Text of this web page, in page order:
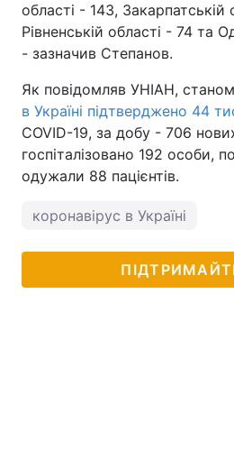
області - 143, Закарпатській
Рівненській області - 74 та
- зазначив Степанов.
Як повідомляв УНІАН,
в Україні підтверджено 44
COVID-19, за добу - 706
госпіталізовано 192 особи,
одужали 88 пацієнтів.
коронавірус в Україні